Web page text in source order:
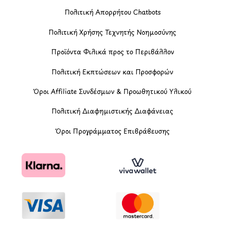
Πολιτική Απορρήτου Chatbots
Πολιτική Χρήσης Τεχνητής Νοημοσύνης
Προϊόντα Φιλικά προς το Περιβάλλον
Πολιτική Εκπτώσεων και Προσφορών
Όροι Affiliate Συνδέσμων & Προωθητικού Υλικού
Πολιτική Διαφημιστικής Διαφάνειας
Όροι Προγράμματος Επιβράβευσης